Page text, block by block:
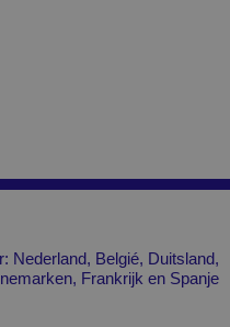
Nederland, Belgié, Duitsland,
Frankrijk en Spanje